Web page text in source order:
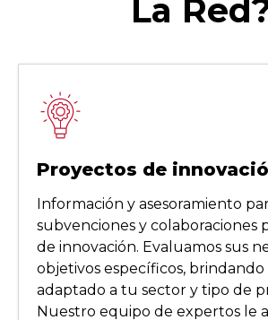
La
Proyectos de
Información y asesoramiento
subvenciones y colaboraciones
de innovación. Evaluamos sus
objetivos específicos,
adaptado a tu sector y tipo de
Nuestro equipo de expertos le